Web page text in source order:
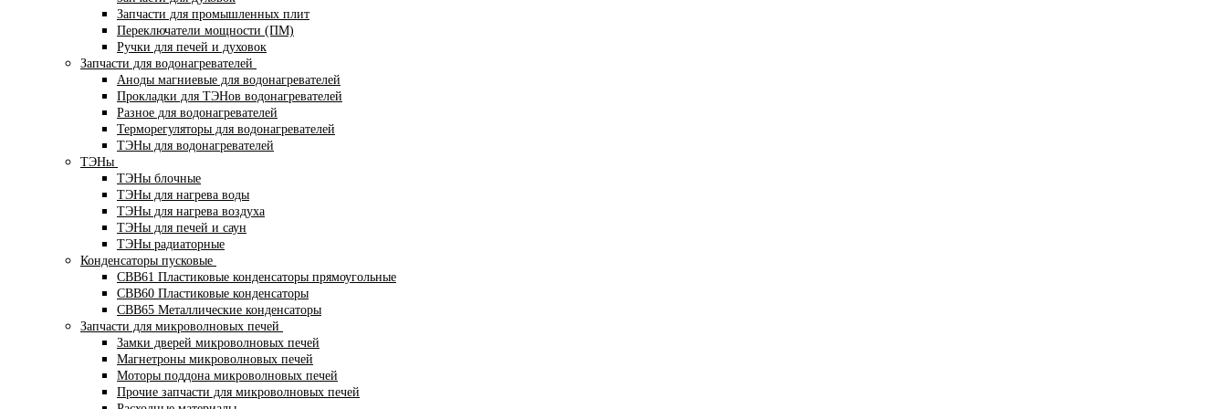
Запчасти для промышленных плит
Переключатели мощности (ПМ)
Ручки для печей и духовок
Запчасти для водонагревателей
Аноды магниевые для водонагревателей
Прокладки для ТЭНов водонагревателей
Разное для водонагревателей
Терморегуляторы для водонагревателей
ТЭНы для водонагревателей
ТЭНы
ТЭНы блочные
ТЭНы для нагрева воды
ТЭНы для нагрева воздуха
ТЭНы для печей и саун
ТЭНы радиаторные
Конденсаторы пусковые
CBB61 Пластиковые конденсаторы прямоугольные
CBB60 Пластиковые конденсаторы
CBB65 Металлические конденсаторы
Запчасти для микроволновых печей
Замки дверей микроволновых печей
Магнетроны микроволновых печей
Моторы поддона микроволновых печей
Прочие запчасти для микроволновых печей